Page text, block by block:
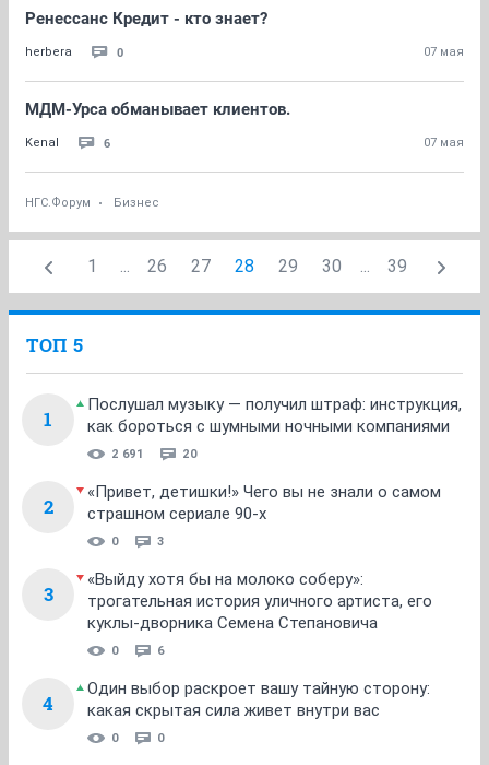
Ренессанс Кредит - кто знает?
herbera 0 07 мая
МДМ-Урса обманывает клиентов.
Kenal 6 07 мая
НГС.Форум Бизнес
1 ... 26 27 28 29 30 ... 39
ТОП 5
1
Послушал музыку — получил штраф: инструкция,
как бороться с шумными ночными компаниями
2 691 20
2
«Привет, детишки!» Чего вы не знали о самом
страшном сериале 90-х
0 3
3
«Выйду хотя бы на молоко соберу»:
трогательная история уличного артиста, его
куклы-дворника Семена Степановича
0 6
4
Один выбор раскроет вашу тайную сторону:
какая скрытая сила живет внутри вас
0 0